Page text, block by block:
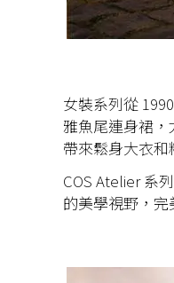
女裝系列從
雅魚尾連身裙，
帶來鬆身大衣和
COS Atelier 系
的美學視野，完